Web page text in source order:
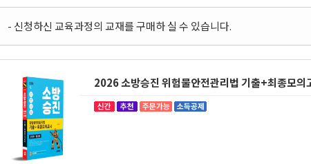
- 신청하신 교육과정의 교재를 구매하 실 수 있습니다.
2026 소방승진 위험물안전관리법 기출+최종모의